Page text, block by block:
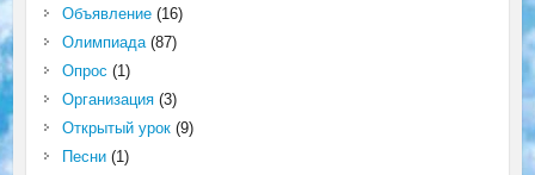
Объявление(16)
Олимпиада(87)
Опрос (1)
Организация(3)
Открытый урок(9)
Песни(1)